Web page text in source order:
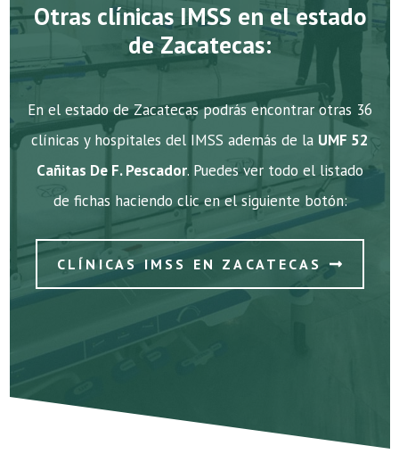
Otras clínicas IMSS en el estado
de Zacatecas:
En el estado de Zacatecas podrás encontrar otras 36
clínicas y hospitales del IMSS además de la UMF 52
Cañitas De F. Pescador. Puedes ver todo el listado
de fichas haciendo clic en el siguiente botón:
CLÍNICAS IMSS EN ZACATECAS